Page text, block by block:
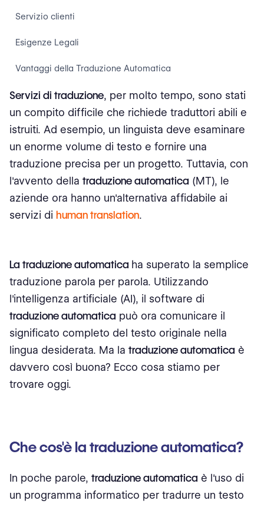
Servizio clienti
Esigenze Legali
Vantaggi della Traduzione Automatica
Volume ad alta velocità
Enormi sezioni linguistiche
Personalizzazione
I migliori strumenti di traduzione automatica
Amazon Translate
Watson Language Traduttore
DeepL Traduttore
Considerazioni per la traduzione automatica
Budget con cui stai lavorando
Cliente vs. Contenuto del dipendente
Servizi di traduzione, per molto tempo, sono stati
un compito difficile che richiede traduttori abili e
istruiti. Ad esempio, un linguista deve esaminare
un enorme volume di testo e fornire una
traduzione precisa per un progetto. Tuttavia, con
l'avvento della traduzione automatica (MT), le
aziende ora hanno un'alternativa affidabile ai
servizi di human translation.
La traduzione automatica ha superato la semplice
traduzione parola per parola. Utilizzando
l'intelligenza artificiale (AI), il software di
traduzione automatica può ora comunicare il
significato completo del testo originale nella
lingua desiderata. Ma la traduzione automatica è
davvero così buona? Ecco cosa stiamo per
trovare oggi.
Che cos'è la traduzione automatica?
In poche parole, traduzione automatica è l'uso di
un programma informatico per tradurre un testo